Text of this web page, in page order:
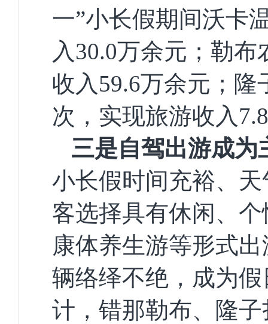
一”小长假期间沃卡
入30.0万余元；勒布
收入 59.6万余元；隆
次，实现旅游收入 7.8
三是自驾出游成为
小长假时间充裕、
客选择具有休闲、个
康体养生游等形式
辆络绎不绝，成为
计，错那勒布、隆